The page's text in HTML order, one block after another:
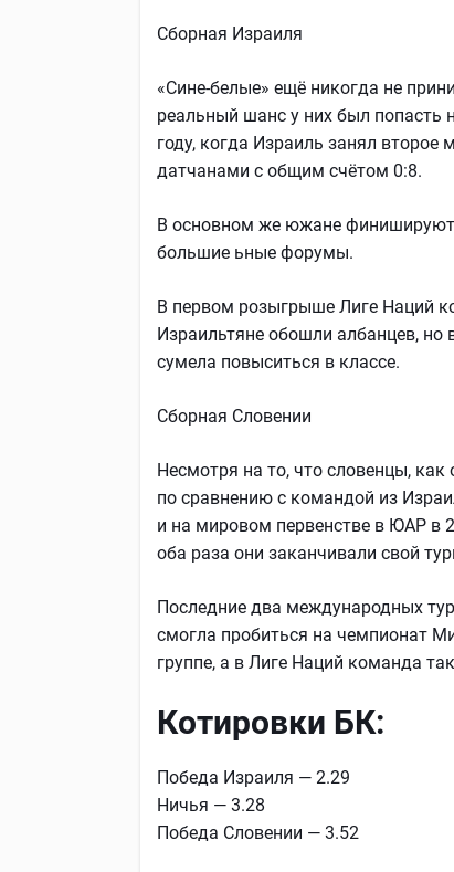
Сборная Израиля
«Сине-белые» ещё никогда не
реальный шанс у них был попасть
году, когда Израиль занял второе
датчанами с общим счётом 0:8.
В основном же южане финишируют
большие ьные форумы.
В первом розыгрыше Лиге Наций
Израильтяне обошли албанцев,
сумела повыситься в классе.
Сборная Словении
Несмотря на то, что словенцы,
по сравнению с командой из
и на мировом первенстве в ЮАР в
оба раза они заканчивали свой
Последние два международных
смогла пробиться на чемпионат
группе, а в Лиге Наций команда
Котировки БК:
Победа Израиля — 2.29
Ничья — 3.28
Победа Словении — 3.52